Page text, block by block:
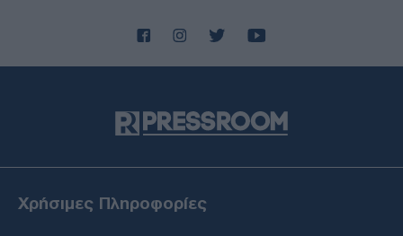
Γερμανία: Τουλάχιστον 25 τραυματίες από σύγκρουση
06/08/26 - 20:50
Χρήσιμες Πληροφορίες